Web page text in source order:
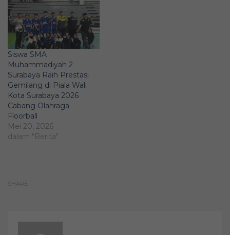
Siswa SMA
Muhammadiyah 2
Surabaya Raih Prestasi
Gemilang di Piala Wali
Kota Surabaya 2026
Cabang Olahraga
Floorball
Mei 20, 2026
dalam "Berita"
SHARE